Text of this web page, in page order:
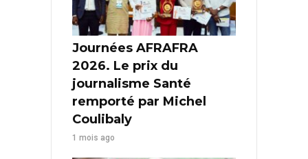
Journées AFRAFRA
2026. Le prix du
journalisme Santé
remporté par Michel
Coulibaly
1 mois ago